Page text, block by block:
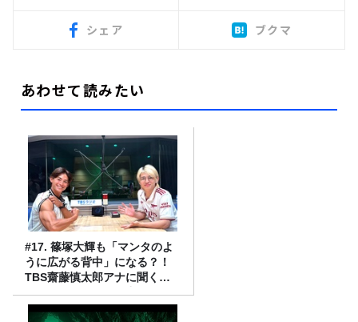
シェア ブクマ
あわせて読みたい
#17. 篠塚大輝も「マンタのよ
うに広がる背中」になる？！
TBS齋藤慎太郎アナに聞くメ
ンズフィジークの魅力！！